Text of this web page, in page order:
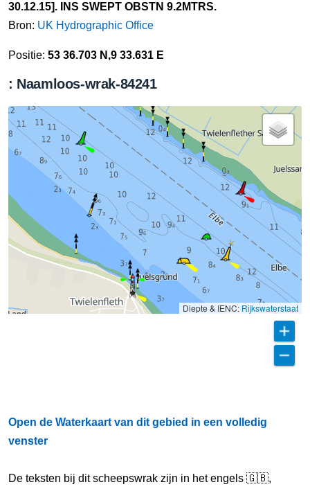
30.12.15]. INS SWEPT OBSTN 9.2MTRS.
Bron: UK Hydrographic Office
Positie: 53 36.703 N,9 33.631 E
: Naamloos-wrak-84241
Diepte & IENC: Rijkswaterstaat
Open de Waterkaart van dit gebied in een volledig
venster
De teksten bij dit scheepswrak zijn in het engels 🇬🇧,